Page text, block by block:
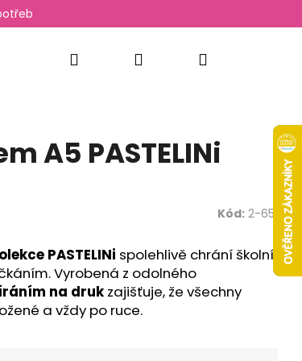
OxyladyHledat PřihlášeníNákupní
A5 PASTELINi
Kód: 2-651
PASTELINi spolehlivě chrání školní
Vyrobená z odolného
na druk zajišťuje, že všechny
a vždy po ruce.Následující